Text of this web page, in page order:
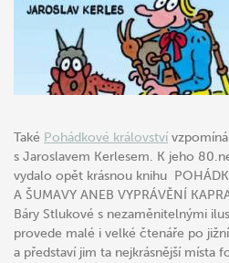
Také Pohádkové království
s Jaroslavem Kerlesem. K jeho
vydalo opět krásnou knihu
A ŠUMAVY ANEB VYPRÁVĚNÍ
Báry Stlukové s nezaměnitelnými
provede malé i velké čtenáře po
a představí jim ta nejkrásnější místa